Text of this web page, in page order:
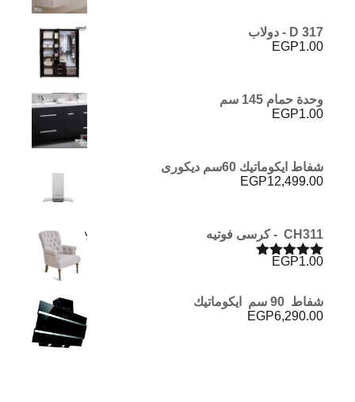
D 317 - دولاب
EGP1.00
وحدة حمام 145 سم
EGP1.00
شفاط ايكوماتيك 60سم ديكورى
EGP12,499.00
CH311 - كرسى فوتيه
تم التقييم
EGP1.00
شفاط 90 سم ايكوماتيك
EGP6,290.00